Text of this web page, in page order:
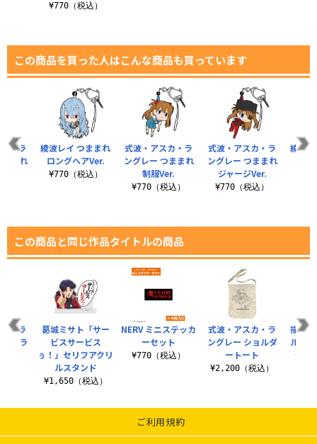
¥770（税込）
この商品を買った人はこんな商品も買っています
式波・アスカ・ラ
ングレー つままれ
制服Ver.
¥770（税込）
式波・アスカ・ラ
ングレー つままれ
ジャージVer.
¥770（税込）
綾波
・ラ
まれ
綾波レイ つままれ
ロングヘアVer.
¥770（税込）
この商品と同じ作品タイトルの商品
NERV ミニステッカ
ーセット
¥770（税込）
式波・アスカ・ラ
ングレー ショルダ
ートート
¥2,200（税込）
描き
ル ミ
セッ
・ラ
カラ
葛城ミサト「サー
ビスサービス
ぅ！」セリフアクリ
ルスタンド
¥1,650（税込）
ご利用規約